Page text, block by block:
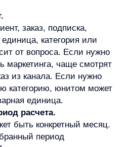
считает
5 000 рублей.
и переменные
— 500 рублей.
заказ составляют:
до учета